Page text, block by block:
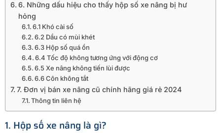
6. Những dấu hiệu cho thấy hộp số xe nâng bị hư
hỏng
6.1 Khó cài số
6.2 Dầu có mùi khét
6.3 Hộp số quá ồn
6.4 Tốc độ không tương ứng với động cơ
6.5 Xe nâng không tiến lùi được
6.6 Côn không tắt
7. Đơn vị bán xe nâng cũ chính hãng giá rẻ 2024
Thông tin liên hệ
1. Hộp số xe nâng là gì?